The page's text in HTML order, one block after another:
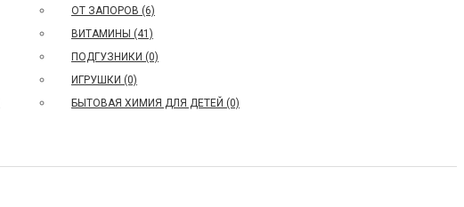
ОТ ЗАПОРОВ (6)
ВИТАМИНЫ (41)
ПОДГУЗНИКИ (0)
ИГРУШКИ (0)
БЫТОВАЯ ХИМИЯ ДЛЯ ДЕТЕЙ (0)